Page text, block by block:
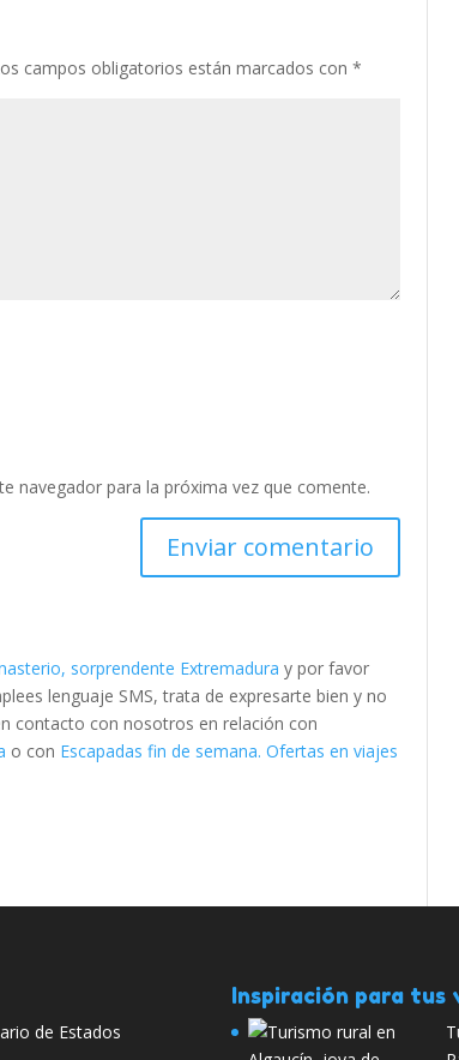
campos obligatorios están marcados con*
navegador para la próxima vez que comente.
sorprendente Extremadura y por favor
lenguaje SMS, trata de expresarte bien y no
contacto con nosotros en relación con
o con Escapadas fin de semana. Ofertas en viajes
de Estados
Inspiración para tus